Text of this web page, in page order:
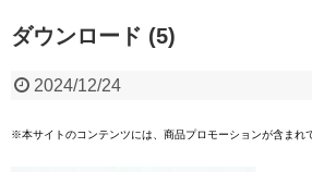
ダウンロード (5)
2024/12/24
※本サイトのコンテンツには、商品プロモーションが含まれ